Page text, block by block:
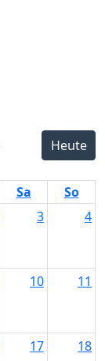
Heute
Sa
So
3 4
10 11
17 18